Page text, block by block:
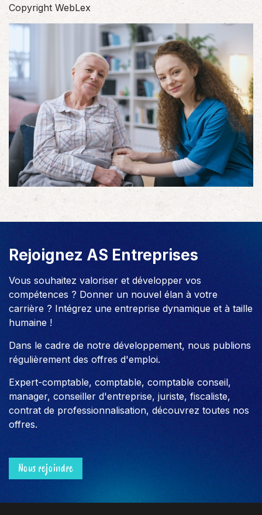
Copyright WebLex
Rejoignez AS Entreprises
Vous souhaitez valoriser et développer vos
compétences ? Donner un nouvel élan à votre
carrière ? Intégrez une entreprise dynamique et à taille
humaine !
Dans le cadre de notre développement, nous publions
régulièrement des offres d'emploi.
Expert-comptable, comptable, comptable conseil,
manager, conseiller d'entreprise, juriste, fiscaliste,
contrat de professionnalisation, découvrez toutes nos
offres.
Nous rejoindre